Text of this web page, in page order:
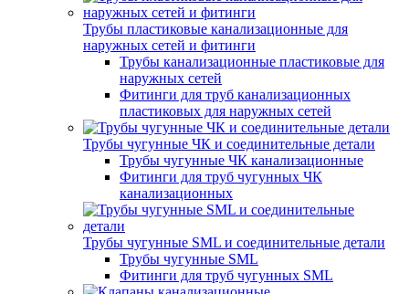
Трубы пластиковые канализационные для
наружных сетей и фитинги
Трубы канализационные пластиковые для
наружных сетей
Фитинги для труб канализационных
пластиковых для наружных сетей
Трубы чугунные ЧК и соединительные детали
Трубы чугунные ЧК канализационные
Фитинги для труб чугунных ЧК
канализационных
Трубы чугунные SML и соединительные детали
Трубы чугунные SML
Фитинги для труб чугунных SML